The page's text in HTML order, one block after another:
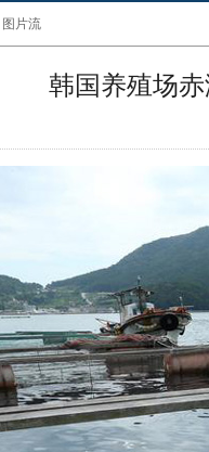
图片流
韩国养殖场